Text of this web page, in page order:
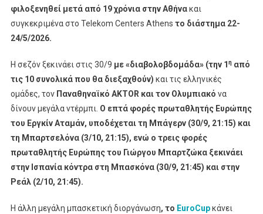
φιλοξενηθεί μετά από 19 χρόνια στην Αθήνακαι
συγκεκριμένα στο Telekom Centers Athens το διάστημα 22-
24/5/2026.
Η σεζόν ξεκινάει στις 30/9 με «διαβολοβδομάδα» (την 1 ηαπό
τις 10 συνολικά που θα διεξαχθούν) και τις ελληνικές
ομάδες, τον Παναθηναϊκό AKTOR και τον Ολυμπιακό να
δίνουν μεγάλα ντέρμπι. Ο επτά φορές πρωταθλητής Ευρώπης
του Εργκίν Αταμάν, υποδέχεται τη Μπάγερν (30/9, 21:15) και
τη Μπαρτσελόνα (3/10, 21:15), ενώ ο τρεις φορές
πρωταθλητής Ευρώπης του Γιώργου Μπαρτζώκα ξεκινάει
στην Ισπανία κόντρα στη Μπασκόνα (30/9, 21:45) και στην
Ρεάλ (2/10, 21:45).
Η άλλη μεγάλη μπασκετική διοργάνωση, το EuroCupκάνει